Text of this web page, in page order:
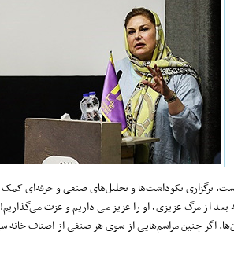
برگزاری نکوداشت‌ها و تجلیل‌های صنفی و حرفه‌ای
از مرگ عزیزی، او را عزیز می داریم و عزت می‌گذاریم!
اگر چنین مراسم‌هایی از سوی هر صنفی از اصناف خانه